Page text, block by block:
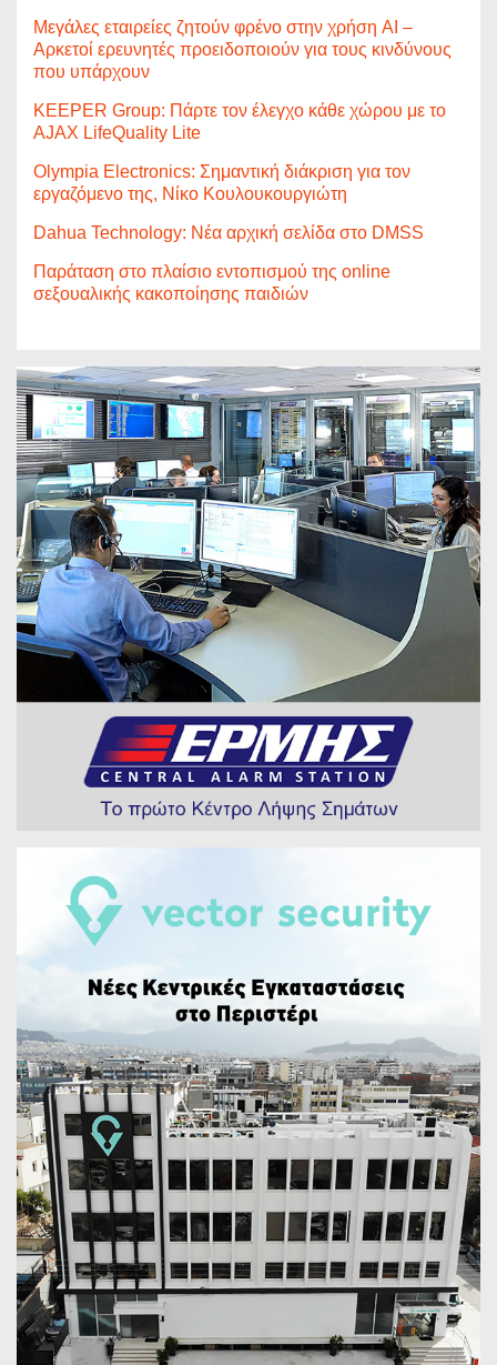
Μεγάλες εταιρείες ζητούν φρένο στην χρήση AI –
Αρκετοί ερευνητές προειδοποιούν για τους κινδύνους
που υπάρχουν
KEEPER Group: Πάρτε τον έλεγχο κάθε χώρου με το
AJAX LifeQuality Lite
Olympia Electronics: Σημαντική διάκριση για τον
εργαζόμενο της, Νίκο Κουλουκουργιώτη
Dahua Technology: Νέα αρχική σελίδα στο DMSS
Παράταση στο πλαίσιο εντοπισμού της online
σεξουαλικής κακοποίησης παιδιών